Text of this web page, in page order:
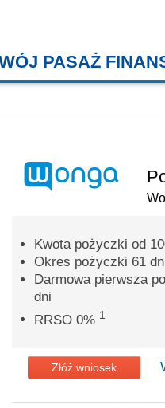
PASAŻ
Kwota pożyczki od
Okres pożyczki 61
Darmowa pierwsza
dni
RRSO 0% 1
Złóż wniosek